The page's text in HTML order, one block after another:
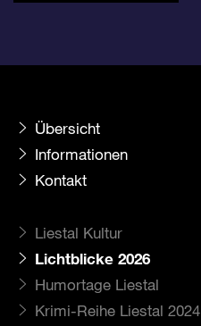
Übersicht
Informationen
Kontakt
Liestal Kultur
Lichtblicke 2026
Humortage Liestal
Krimi-Reihe Liestal 2024